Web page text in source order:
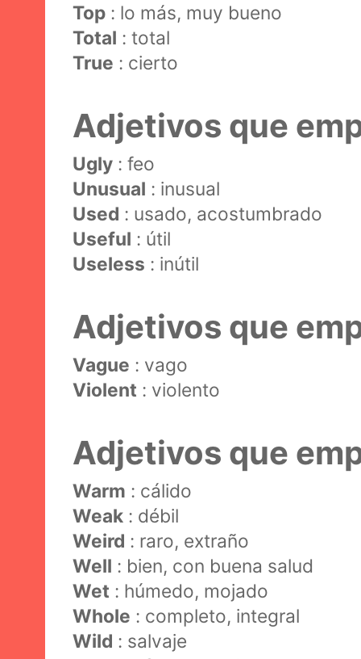
Top : lo más, muy bueno
Total : total
True : cierto
Adjetivos que
Ugly : feo
Unusual : inusual
Used : usado, acostumbrado
Useful : útil
Useless : inútil
Adjetivos que
Vague : vago
Violent : violento
Adjetivos que
Warm : cálido
Weak : débil
Weird : raro, extraño
Well : bien, con buena salud
Wet : húmedo, mojado
Whole : completo, integral
Wild : salvaje